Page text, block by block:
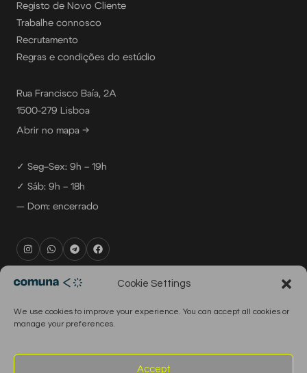
Cookie Settings
We use cookies to improve your experience. You can accept all cookies or
manage your preferences.
Accept
Registo de Novo Cliente
Trabalhe connosco
Recrutamento
Regras e condições do estúdio
Rua Francisco Baía, 2A
1500-279 Lisboa
Abrir no mapa →
✓ Seg–Sex: 9h – 19h
✓ Sáb: 9h – 18h
— Dom: encerrado
rental@comuna.pt
production@comuna.pt